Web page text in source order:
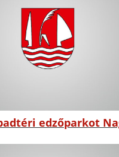
edzőparkot